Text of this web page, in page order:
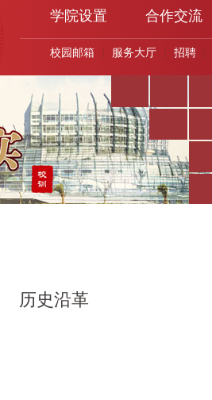
学院设置 合作交流
校园邮箱 服务大厅 招聘
历史沿革